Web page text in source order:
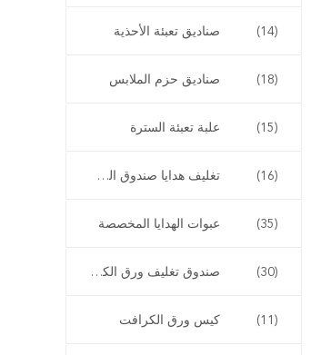
صناديق تعبئة الأحذية (14)
صناديق حزم الملابس (18)
علبة تعبئة السترة (15)
تغليف هدايا صندوق الساعة (16)
عبوات الهدايا المخصصة (35)
صندوق تغليف ورق الكرافت (30)
كيس ورق الكرافت (11)